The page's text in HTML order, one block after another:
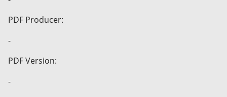
PDF Producer:
-
PDF Version:
-